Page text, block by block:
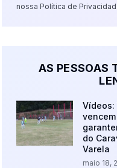
nossa Política de
AS PESSOAS
Vídeos:
do
Varela
maio 18,